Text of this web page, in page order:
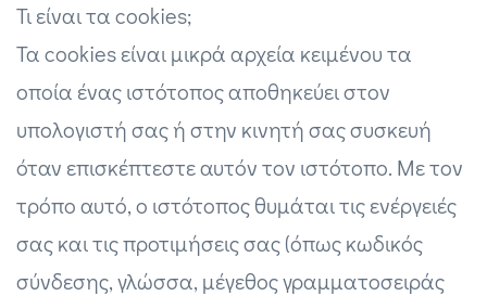
Τι είναι τα cookies;
Τα cookies είναι μικρά αρχεία κειμένου τα
οποία ένας ιστότοπος αποθηκεύει στον
υπολογιστή σας ή στην κινητή σας συσκευή
όταν επισκέπτεστε αυτόν τον ιστότοπο. Με τον
τρόπο αυτό, ο ιστότοπος θυμάται τις ενέργειές
σας και τις προτιμήσεις σας (όπως κωδικός
σύνδεσης, γλώσσα, μέγεθος γραμματοσειράς